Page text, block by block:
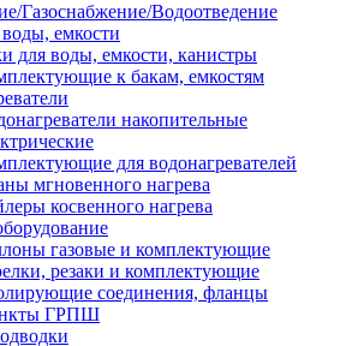
Газоснабжение/Водоотведение
емкости
для воды, емкости, канистры
к бакам, емкостям
накопительные
для водонагревателей
мгновенного нагрева
косвенного нагрева
газовые и комплектующие
резаки и комплектующие
соединения, фланцы
ГРПШ